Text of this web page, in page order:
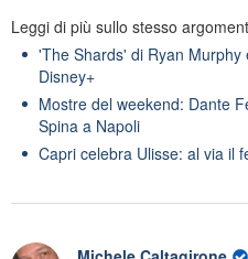
Leggi di più sullo stesso
'The Shards' di Ryan
Disney+
Mostre del weekend: Dante
Spina a Napoli
Capri celebra Ulisse: al via il